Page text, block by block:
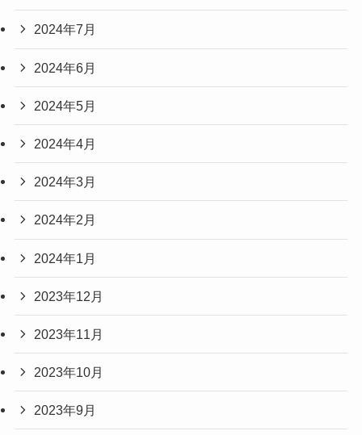
2024年7月
2024年6月
2024年5月
2024年4月
2024年3月
2024年2月
2024年1月
2023年12月
2023年11月
2023年10月
2023年9月